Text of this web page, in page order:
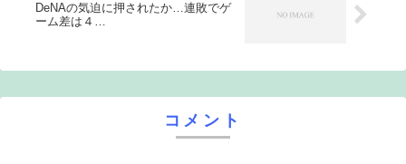
DeNAの気迫に押されたか…連敗でゲ
ーム差は４…
コメント